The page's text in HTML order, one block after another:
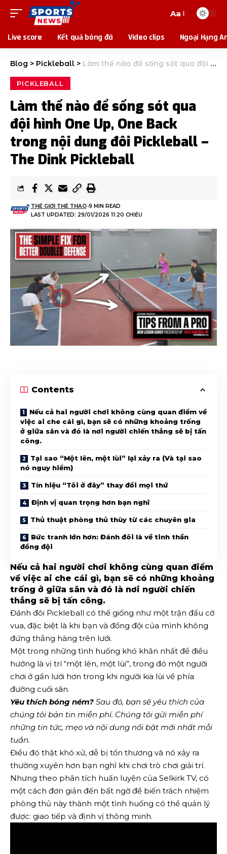
Aa
Live score Kết quả bóng đá Video clips Ngoại Hạng
Blog > Pickleball > Làm thế nào để sống sót qua đội hình One Up, One Back trong nội dung đôi Pickleball – The Dink Pickleball
PICKLEBALL
Làm thế nào để sống sót qua
đội hình One Up, One Back
trong nội dung đôi Pickleball –
The Dink Pickleball
LAST UPDATED: 29/01/2026 11:20 CHIỀU
THẾ GIỚI THỂ THAO 9 MIN READ
Contents
Nếu cả hai người chơi không cùng quan điểm về
việc ai che cái gì, bạn sẽ có những khoảng trống
ở giữa sân và đó là nơi người chiến thắng sẽ bị tấn
công.
Tại sao “Một lên, một lùi” lại xảy ra (Và tại sao
nó nguy hiểm)
Tín hiệu “Tôi ở đây” thay đổi mọi thứ
Định vị quan trọng hơn bạn nghĩ
Thủ thuật phòng thủ thùy từ các chuyên gia
Bức tranh lớn hơn: Đánh đôi là về tinh thần
đồng đội
Nếu cả hai người chơi không cùng quan điểm
về việc ai che cái gì, bạn sẽ có những khoảng
trống ở giữa sân và đó là nơi người chiến
thắng sẽ bị tấn công.
Đánh đôi Pickleball có thể giống như một trận đấu cờ
vua, đặc biệt là khi bạn và đồng đội của mình không
đứng thẳng hàng trên lưới.
Một trong những tình huống khó khăn nhất để điều
hướng là vị trí “một lên, một lùi”, trong đó một người
chơi ở gần lưới hơn trong khi người kia lùi về phía
đường cuối sân.
Yêu thích bóng ném? Sau đó, bạn sẽ yêu thích của
chúng tôi bản tin miễn phí. Chúng tôi gửi miễn phí
những tin tức, mẹo và nội dung nổi bật mới nhất mỗi
tuần.
Điều đó thật khó xử, dễ bị tổn thương và nó xảy ra
thường xuyên hơn bạn nghĩ khi chơi trò chơi giải trí.
Nhưng theo phân tích huấn luyện của Selkirk TV, có
một cách đơn giản đến bất ngờ để biến trách nhiệm
phòng thủ này thành một tình huống có thể quản lý
được: giao tiếp và định vị thông minh.